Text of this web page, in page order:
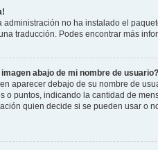
administración no ha instalado el
traducción. Podes encontrar más
abajo de mi nombre de usuario?
aparecer debajo de su nombre de
o puntos, indicando la cantidad de
quien decide si se pueden usar o